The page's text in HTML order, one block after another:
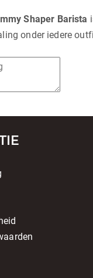
Shaper Barista
onder iedere